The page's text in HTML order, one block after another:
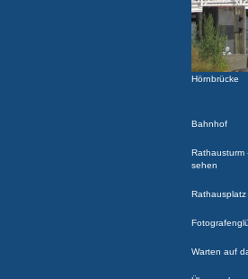
Hörnbrücke
Bahnhof
Rathausturm
sehen
Rathausplatz
Warten auf